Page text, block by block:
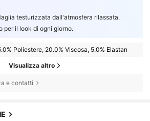
testurizzata dall'atmosfera rilassata.
per il look di ogni giorno.
Poliestere, 20.0% Viscosa, 5.0% Elastan
Visualizza altro
e contatti
10 minuti fa